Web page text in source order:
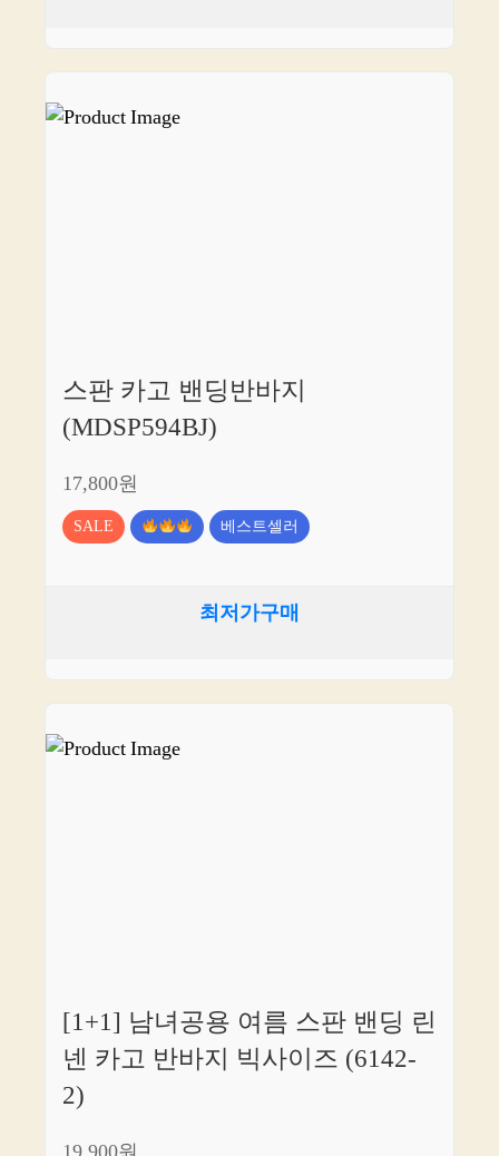
스판 카고 밴딩반바지
(MDSP594BJ)
17,800원
SALE 베스트셀러
최저가구매
[1+1] 남녀공용 여름 스판 밴딩 린
넨 카고 반바지 빅사이즈 (6142-
2)